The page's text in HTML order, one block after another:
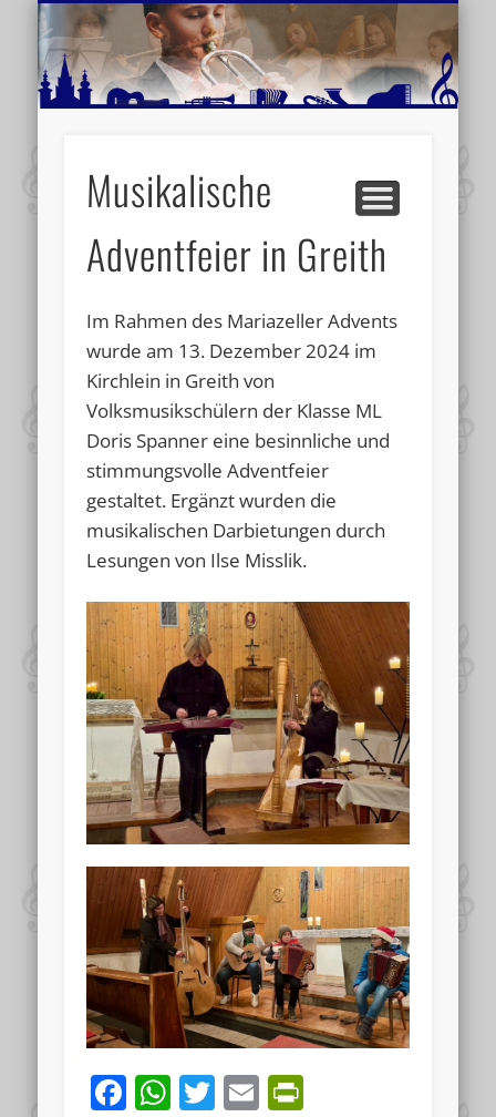
MUSIKSCHULE MARIAZELL
AKTUELLE BERICHTE
SCHULE
VIDEOS
VERANSTALTUNGSTIPPS
WEITERE INFORMATIONEN
Musikalische
Adventfeier in Greith
Im Rahmen des Mariazeller Advents
wurde am 13. Dezember 2024 im
Kirchlein in Greith von
Volksmusikschülern der Klasse ML
Doris Spanner eine besinnliche und
stimmungsvolle Adventfeier
gestaltet. Ergänzt wurden die
musikalischen Darbietungen durch
Lesungen von Ilse Misslik.
Facebook
WhatsApp
Twitter
Email